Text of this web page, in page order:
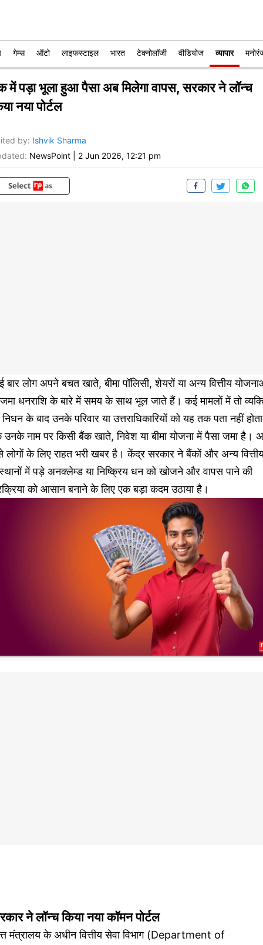
गेम्स ऑटो लाइफस्टाइल भारत टेक्नोलॉजी वीडियोज व्यापार
में पड़ा भूला हुआ पैसा अब मिलेगा वापस, सरकार ने लॉन्च
नया पोर्टल
by: Ishvik Sharma
NewsPoint 2 Jun 2026, 12:21 pm
बार लोग अपने बचत खाते, बीमा पॉलिसी, शेयरों या अन्य वित्तीय
धनराशि के बारे में समय के साथ भूल जाते हैं। कई मामलों में तो
के बाद उनके परिवार या उत्तराधिकारियों को यह तक पता नहीं होता
उनके नाम पर किसी बैंक खाते, निवेश या बीमा योजना में पैसा जमा है।
लोगों के लिए राहत भरी खबर है। केंद्र सरकार ने बैंकों और अन्य
में पड़े अनक्लेम्ड या निष्क्रिय धन को खोजने और वापस पाने की
को आसान बनाने के लिए एक बड़ा कदम उठाया है।
ने लॉन्च किया नया कॉमन पोर्टल
मंत्रालय के अधीन वित्तीय सेवा विभाग (Department of